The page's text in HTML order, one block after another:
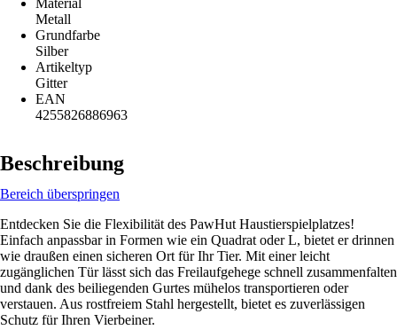
Material
Metall
Grundfarbe
Silber
Artikeltyp
Gitter
EAN
4255826886963
Beschreibung
Bereich überspringen
Entdecken Sie die Flexibilität des PawHut Haustierspielplatzes!
Einfach anpassbar in Formen wie ein Quadrat oder L, bietet er drinnen
wie draußen einen sicheren Ort für Ihr Tier. Mit einer leicht
zugänglichen Tür lässt sich das Freilaufgehege schnell zusammenfalten
und dank des beiliegenden Gurtes mühelos transportieren oder
verstauen. Aus rostfreiem Stahl hergestellt, bietet es zuverlässigen
Schutz für Ihren Vierbeiner.